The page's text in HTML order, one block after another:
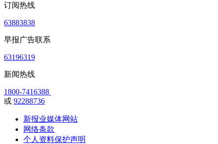
订阅热线
63883838
早报广告联系
63196319
新闻热线
1800-7416388
或 92288736
新报业媒体网站
网络条款
个人资料保护声明